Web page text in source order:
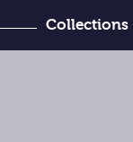
Collections